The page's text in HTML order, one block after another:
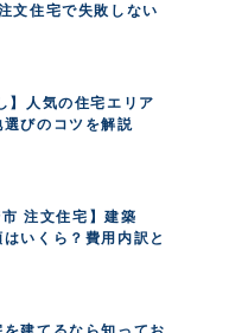
文住宅で失敗しない
】人気の住宅エリア
びのコツを解説
注文住宅】建築
いくら？費用内訳と